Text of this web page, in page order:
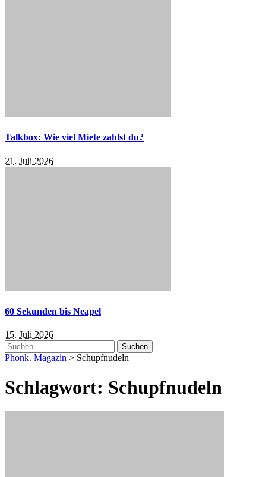
Talkbox: Wie viel Miete zahlst du?
21. Juli 2026
60 Sekunden bis Neapel
15. Juli 2026
Suchen
nach:
Phonk. Magazin > Schupfnudeln
Schlagwort: Schupfnudeln